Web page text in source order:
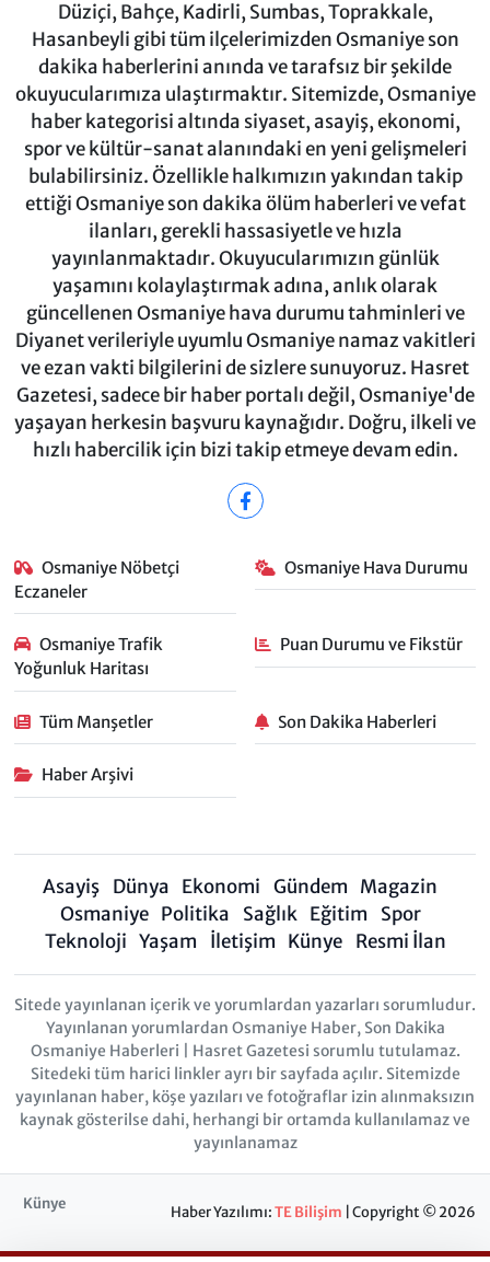
Düziçi, Bahçe, Kadirli, Sumbas, Toprakkale,
Hasanbeyli gibi tüm ilçelerimizden Osmaniye son
dakika haberlerini anında ve tarafsız bir şekilde
okuyucularımıza ulaştırmaktır. Sitemizde, Osmaniye
haber kategorisi altında siyaset, asayiş, ekonomi,
spor ve kültür-sanat alanındaki en yeni gelişmeleri
bulabilirsiniz. Özellikle halkımızın yakından takip
ettiği Osmaniye son dakika ölüm haberleri ve vefat
ilanları, gerekli hassasiyetle ve hızla
yayınlanmaktadır. Okuyucularımızın günlük
yaşamını kolaylaştırmak adına, anlık olarak
güncellenen Osmaniye hava durumu tahminleri ve
Diyanet verileriyle uyumlu Osmaniye namaz vakitleri
ve ezan vakti bilgilerini de sizlere sunuyoruz. Hasret
Gazetesi, sadece bir haber portalı değil, Osmaniye'de
yaşayan herkesin başvuru kaynağıdır. Doğru, ilkeli ve
hızlı habercilik için bizi takip etmeye devam edin.
Osmaniye Nöbetçi
Eczaneler
Osmaniye Hava Durumu
Osmaniye Trafik
Yoğunluk Haritası
Puan Durumu ve Fikstür
Tüm Manşetler Son Dakika Haberleri
Haber Arşivi
Asayiş Dünya Ekonomi Gündem Magazin
Osmaniye Politika Sağlık Eğitim
Spor
Teknoloji Yaşam İletişim Künye Resmi İlan
Sitede yayınlanan içerik ve yorumlardan yazarları sorumludur.
Yayınlanan yorumlardan Osmaniye Haber, Son Dakika
Osmaniye Haberleri | Hasret Gazetesi sorumlu tutulamaz.
Sitedeki tüm harici linkler ayrı bir sayfada açılır. Sitemizde
yayınlanan haber, köşe yazıları ve fotoğraflar izin alınmaksızın
kaynak gösterilse dahi, herhangi bir ortamda kullanılamaz ve
yayınlanamaz
Künye Haber Yazılımı:TE Bilişim | Copyright © 2026